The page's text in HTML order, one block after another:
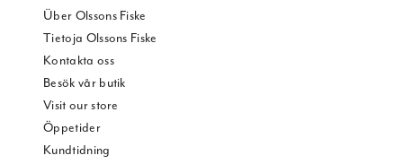
Über Olssons Fiske
Tietoja Olssons Fiske
Kontakta oss
Besök vår butik
Visit our store
Öppetider
Kundtidning